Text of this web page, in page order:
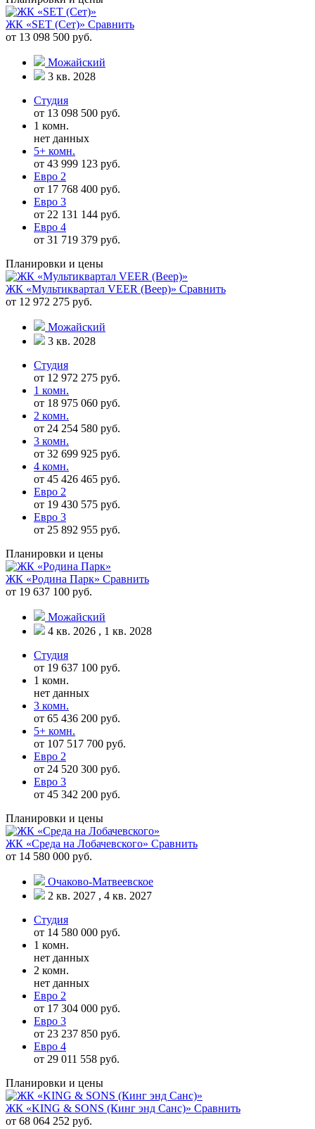
ЖК «SET (Сет)» Сравнить
от 13 098 500 руб.
Можайский
3 кв. 2028
Студия
от 13 098 500 руб.
1 комн.
нет данных
5+ комн.
от 43 999 123 руб.
Евро 2
от 17 768 400 руб.
Евро 3
от 22 131 144 руб.
Евро 4
от 31 719 379 руб.
Планировки и цены
ЖК «Мультиквартал VEER (Веер)» Сравнить
от 12 972 275 руб.
Можайский
3 кв. 2028
Студия
от 12 972 275 руб.
1 комн.
от 18 975 060 руб.
2 комн.
от 24 254 580 руб.
3 комн.
от 32 699 925 руб.
4 комн.
от 45 426 465 руб.
Евро 2
от 19 430 575 руб.
Евро 3
от 25 892 955 руб.
Планировки и цены
ЖК «Родина Парк» Сравнить
от 19 637 100 руб.
Можайский
4 кв. 2026 , 1 кв. 2028
Студия
от 19 637 100 руб.
1 комн.
нет данных
3 комн.
от 65 436 200 руб.
5+ комн.
от 107 517 700 руб.
Евро 2
от 24 520 300 руб.
Евро 3
от 45 342 200 руб.
Планировки и цены
ЖК «Среда на Лобачевского» Сравнить
от 14 580 000 руб.
Очаково-Матвеевское
2 кв. 2027 , 4 кв. 2027
Студия
от 14 580 000 руб.
1 комн.
нет данных
2 комн.
нет данных
Евро 2
от 17 304 000 руб.
Евро 3
от 23 237 850 руб.
Евро 4
от 29 011 558 руб.
Планировки и цены
ЖК «KING & SONS (Кинг энд Санс)» Сравнить
от 68 064 252 руб.